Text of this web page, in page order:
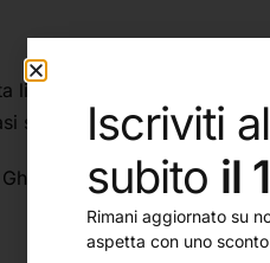
linea sono progettate con
supporto.
in ottone nichelato.
Iscriviti
subito il
Rimani aggiornato su
aspetta con uno